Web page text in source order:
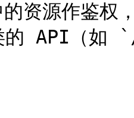
资源作鉴权
的 API（